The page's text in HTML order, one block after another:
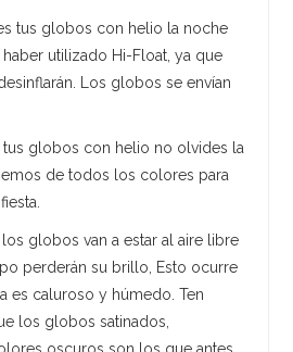
tus globos con helio la noche
haber utilizado Hi-Float, ya que
Los globos se envían
tus globos con helio no olvides la
de todos los colores para
globos van a estar al aire libre
perderán su brillo, Esto ocurre
es caluroso y húmedo. Ten
los globos satinados,